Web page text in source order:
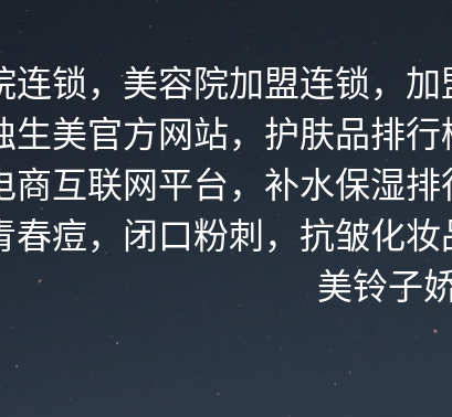
连锁，美容院加盟连锁，
美官方网站，护肤品排
商互联网平台，补水保湿
春痘，闭口粉刺，抗皱化
美铃子